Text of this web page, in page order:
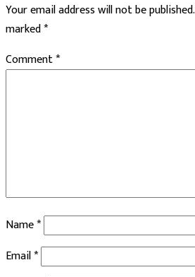
Your email address will not be published.
marked*
Comment*
Name*
Email*